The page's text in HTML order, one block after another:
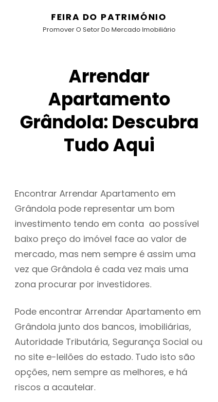
FEIRA DO PATRIMÓNIO
Promover O Setor Do Mercado Imobiliário
Arrendar
Apartamento
Grândola: Descubra
Tudo Aqui
Encontrar Arrendar Apartamento em
Grândola pode representar um bom
investimento tendo em conta ao possível
baixo preço do imóvel face ao valor de
mercado, mas nem sempre é assim uma
vez que Grândola é cada vez mais uma
zona procurar por investidores.
Pode encontrar Arrendar Apartamento em
Grândola junto dos bancos, imobiliárias,
Autoridade Tributária, Segurança Social ou
no site e-leilões do estado. Tudo isto são
opções, nem sempre as melhores, e há
riscos a acautelar.